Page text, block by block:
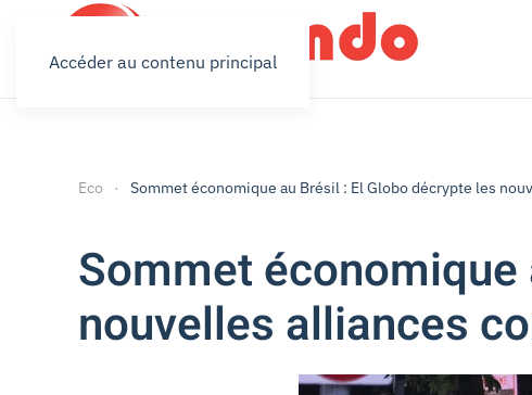
Accéder au contenu principal
Eco Sommet économique au Brésil : El Globo décrypte les
Sommet
nouvelles alliances